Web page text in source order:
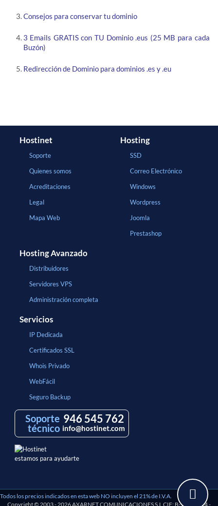
Consejos para conservar tu dominio
3 Emails GRATIS con TU Dominio .eus (25 MB para cada
Buzón)
Redirección de Dominio para dominios .es y .eu
Hostinet
Soporte
Quienes somos
Acreditaciones
Legal
Mapa Web
Hosting
SSD
Correo Electrónico
Windows
Wordpress
Joomla
Prestashop
Hosting Avanzado
Distribuidores
Servidores VPS
Administración completa
Servicios
IP Dedicada
Certificados SSL
Whois Privado
WebFácil
Seguro Backup
Soporte
técnico
946 545 762
info@hostinet.com
estamos para ayudarte
Todos los precios indicados en esta web NO incluyen el 21% de I.V.A.
Copyright © 2003 - 2026 AXARNET COMUNICACIONES S.L CIF: B-97193114 -